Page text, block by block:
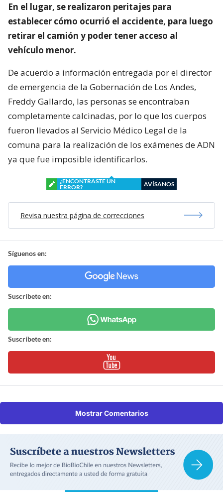
En el lugar, se realizaron peritajes para
establecer cómo ocurrió el accidente, para luego
retirar el camión y poder tener acceso al
vehículo menor.
De acuerdo a información entregada por el director
de emergencia de la Gobernación de Los Andes,
Freddy Gallardo, las personas se encontraban
completamente calcinadas, por lo que los cuerpos
fueron llevados al Servicio Médico Legal de la
comuna para la realización de los exámenes de ADN
ya que fue imposible identificarlos.
¿ENCONTRASTE UN
ERROR?
AVÍSANOS
Revisa nuestra página de correcciones
Síguenos en:
Suscríbete en:
Suscríbete en:
Mostrar Comentarios